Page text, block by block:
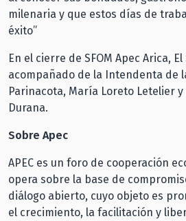
milenaria y que estos días de
éxito”
En el cierre de SFOM Apec Arica,
acompañado de la Intendenta de
Parinacota, María Loreto Letelier y
Durana.
Sobre Apec
APEC es un foro de cooperación
opera sobre la base de
diálogo abierto, cuyo objeto es
el crecimiento, la facilitación y